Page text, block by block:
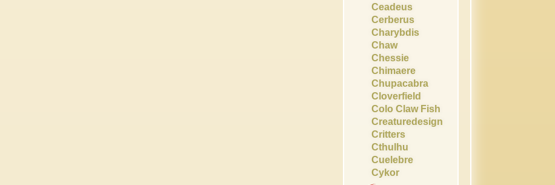
Ceadeus
Cerberus
Charybdis
Chaw
Chessie
Chimaere
Chupacabra
Cloverfield
Colo Claw Fish
Creaturedesign
Critters
Cthulhu
Cuelebre
Cykor